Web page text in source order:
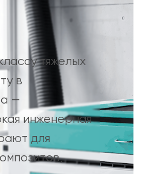
тяжелых
в
—
инженерная
для